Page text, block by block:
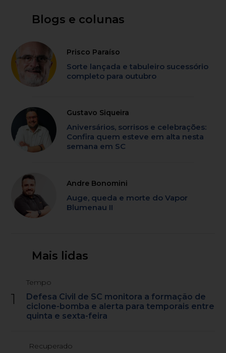
Blogs e colunas
Prisco Paraíso
Sorte lançada e tabuleiro sucessório
completo para outubro
Gustavo Siqueira
Aniversários, sorrisos e celebrações:
Confira quem esteve em alta nesta
semana em SC
Andre Bonomini
Auge, queda e morte do Vapor
Blumenau II
Mais lidas
1
Tempo
Defesa Civil de SC monitora a formação de
ciclone-bomba e alerta para temporais entre
quinta e sexta-feira
Recuperado